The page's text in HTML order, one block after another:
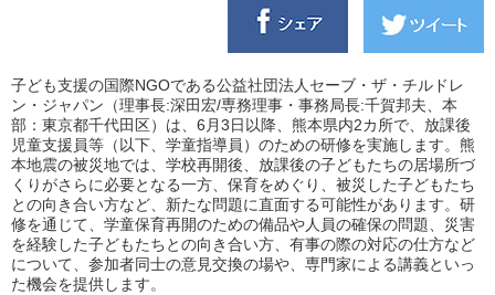
子ども支援の国際NGOである公益社団法人セーブ・ザ・チルドレ
ン・ジャパン（理事長:深田宏/専務理事・事務局長:千賀邦夫、本
部：東京都千代田区）は、 6 月3日以降、熊本県内2カ所で、放課後
児童支援員等（以下、学童指導員）のための研修を実施します。熊
本地震の被災地では、学校再開後、放課後の子どもたちの居場所づ
くりがさらに必要となる一方、保育をめぐり、被災した子どもたち
との向き合い方など、新たな問題に直面する可能性があります。研
修を通じて、学童保育再開のための備品や人員の確保の問題、災害
を経験した子どもたちとの向き合い方、有事の際の対応の仕方など
について、参加者同士の意見交換の場や、専門家による講義といっ
た機会を提供します。